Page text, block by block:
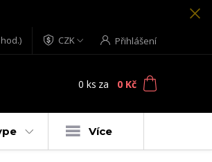
CZK Přihlášení
0 ks za 0 Kč
Více